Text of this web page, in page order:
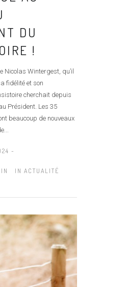
DU
!
Nicolas Wintergest, qu’il
fidélité et son
cherchait depuis
Président. Les 35
beaucoup de nouveaux
-
IN ACTUALITÉ